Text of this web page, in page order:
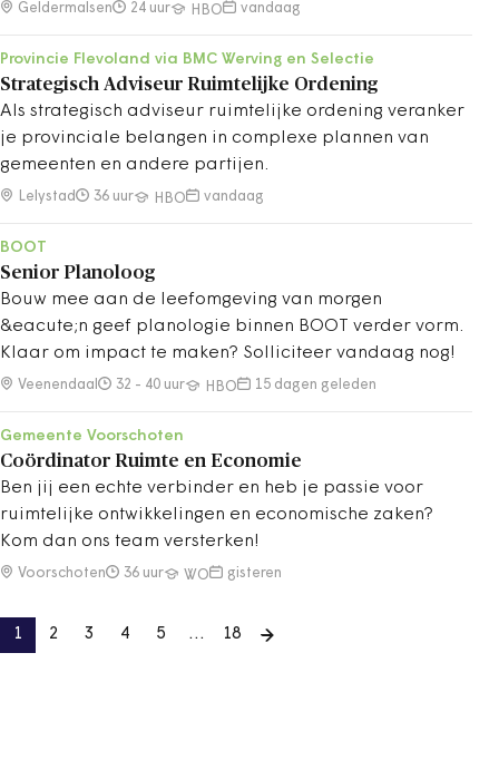
Geldermalsen 24 uur HBO vandaag
Provincie Flevoland via BMC Werving en Selectie
Strategisch Adviseur Ruimtelijke Ordening
Als strategisch adviseur ruimtelijke ordening veranker
je provinciale belangen in complexe plannen van
gemeenten en andere partijen.
Lelystad 36 uur HBO vandaag
BOOT
Senior Planoloog
Bouw mee aan de leefomgeving van morgen
&eacute;n geef planologie binnen BOOT verder vorm.
Klaar om impact te maken? Solliciteer vandaag nog!
Veenendaal 32 - 40 uur HBO 15 dagen geleden
Gemeente Voorschoten
Coördinator Ruimte en Economie
Ben jij een echte verbinder en heb je passie voor
ruimtelijke ontwikkelingen en economische zaken?
Kom dan ons team versterken!
Voorschoten 36 uur WO gisteren
1 2 3 4 5 … 18